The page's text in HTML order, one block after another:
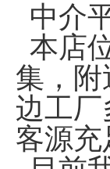
中介
本店
集，
边工厂
客源充